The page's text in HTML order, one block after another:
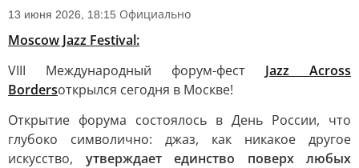
13 июня 2026, 18:15 Официально
Moscow Jazz Festival:
VIII Международный форум-фест Jazz Across
Bordersоткрылся сегодня в Москве!
Открытие форума состоялось в День России, что
глубоко символично: джаз, как никакое другое
искусство, утверждает единство поверх любых